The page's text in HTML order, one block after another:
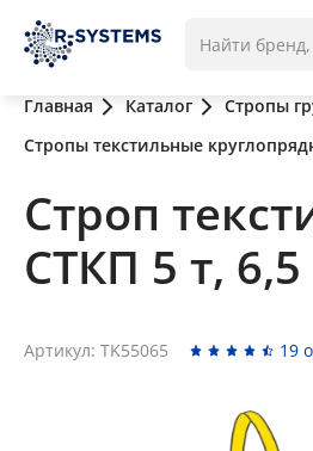
Главная Каталог Стропы
Стропы текстильные
Строп
СТКП 5 т,
Артикул: TK55065 19